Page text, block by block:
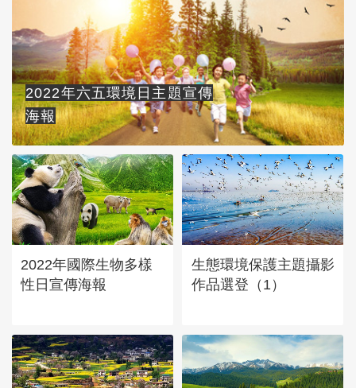
2022年六五環境日主題宣傳
海報
2022年國際生物多樣
性日宣傳海報
生態環境保護主題攝影
作品選登（1）